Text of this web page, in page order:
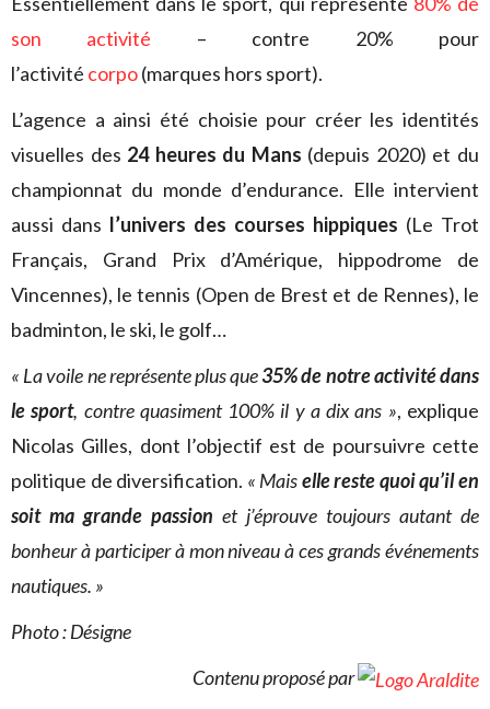
son activité – contre 20% pour
l’activité corpo(marques hors sport).
L’agence a ainsi été choisie pour créer les identités
visuelles des 24 heures du Mans (depuis 2020) et du
championnat du monde d’endurance. Elle intervient
aussi dans l’univers des courses hippiques (Le Trot
Français, Grand Prix d’Amérique, hippodrome de
Vincennes), le tennis (Open de Brest et de Rennes), le
badminton, le ski, le golf…
« La voile ne représente plus que35% de notre activité dans
le sport, contre quasiment 100% il y a dix ans », explique
Nicolas Gilles, dont l’objectif est de poursuivre cette
politique de diversification. « Maiselle reste quoi qu’il en
soit ma grande passion et j’éprouve toujours autant de
bonheur à participer à mon niveau à ces grands événements
nautiques. »
Photo : Désigne
Contenu proposé par